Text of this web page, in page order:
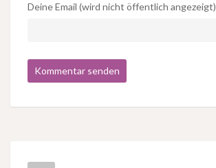
Deine Email (wird nicht öffentlich angezeigt)